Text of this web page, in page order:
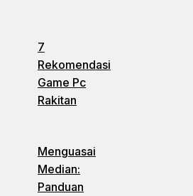
7
Rekomendasi
Game Pc
Rakitan
Menguasai
Median:
Panduan